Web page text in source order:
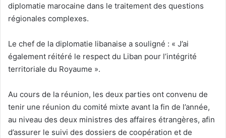
diplomatie marocaine dans le traitement des questions
régionales complexes.
Le chef de la diplomatie libanaise a souligné : « J’ai
également réitéré le respect du Liban pour l’intégrité
territoriale du Royaume ».
Au cours de la réunion, les deux parties ont convenu de
tenir une réunion du comité mixte avant la fin de l’année,
au niveau des deux ministres des affaires étrangères, afin
d’assurer le suivi des dossiers de coopération et de